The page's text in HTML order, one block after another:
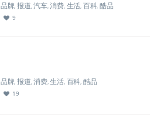
品牌, 报道,汽车,消费, 生活, 百科,酷品
9
品牌, 报道,消费,生活, 百科, 酷品
19